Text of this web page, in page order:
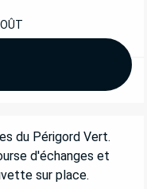
du Périgord Vert.
d'échanges et
sur place.